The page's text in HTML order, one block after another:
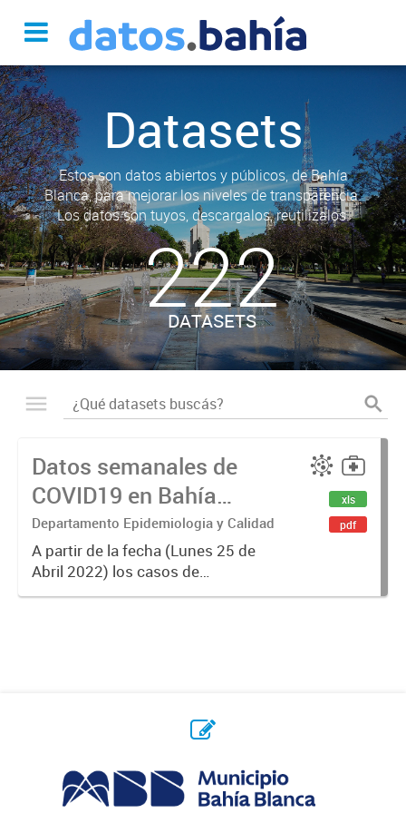
Datasets
Estos son datos abiertos y públicos, de Bahía
Blanca, para mejorar los niveles de transparencia.
Los datos son tuyos, descargalos, reutilizalos.
222
DATASETS
Datos semanales de
COVID19 en Bahía
Blanca
Departamento Epidemiologia y Calidad
A partir de la fecha (Lunes 25 de
Abril 2022) los casos de
Coronavirus se informarán
xls
pdf